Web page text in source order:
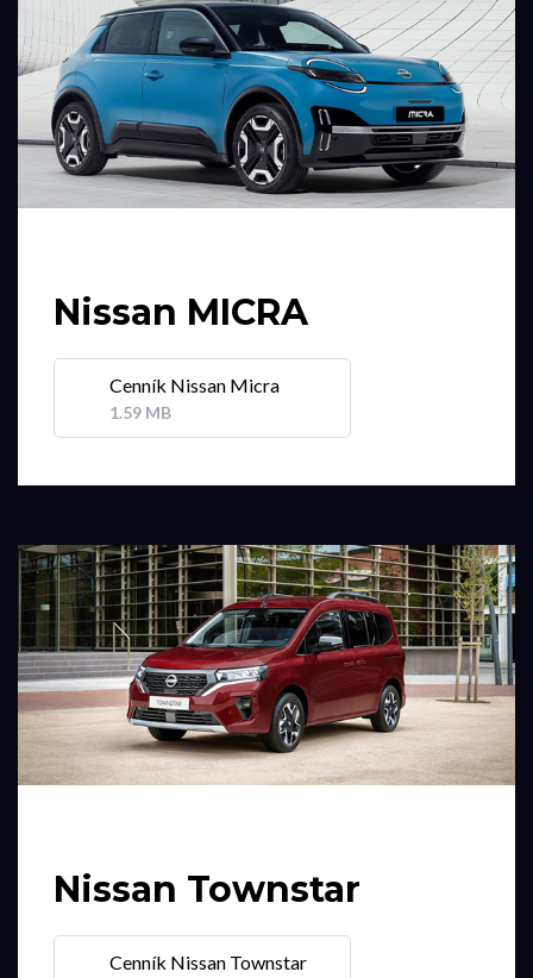
Nissan MICRA
Cenník Nissan Micra
1.59 MB
Nissan Townstar
Cenník Nissan Townstar